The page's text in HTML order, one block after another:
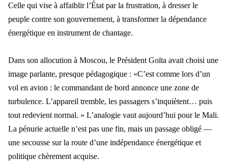
Celle qui vise à affaiblir l’État par la frustration, à dresser le
peuple contre son gouvernement, à transformer la dépendance
énergétique en instrument de chantage.
Dans son allocution à Moscou, le Président Goïta avait choisi une
image parlante, presque pédagogique : «C’est comme lors d’un
vol en avion : le commandant de bord annonce une zone de
turbulence. L’appareil tremble, les passagers s’inquiètent… puis
tout redevient normal. » L’analogie vaut aujourd’hui pour le Mali.
La pénurie actuelle n’est pas une fin, mais un passage obligé —
une secousse sur la route d’une indépendance énergétique et
politique chèrement acquise.